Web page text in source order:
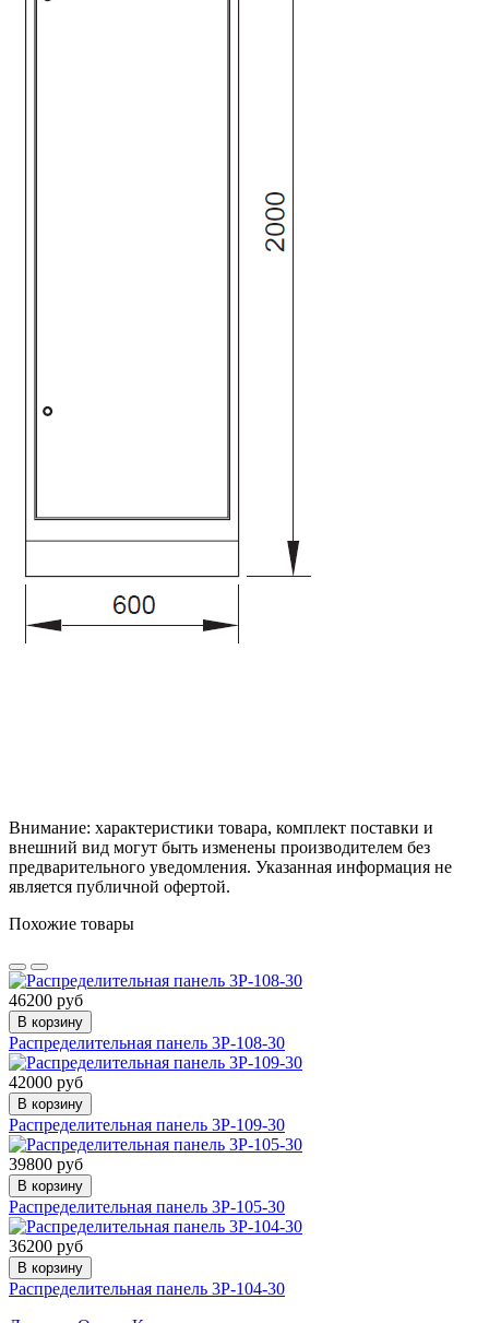
Внимание: характеристики товара, комплект поставки и
внешний вид могут быть изменены производителем без
предварительного уведомления. Указанная информация не
является публичной офертой.
Похожие товары
46200 руб
В корзину
Распределительная панель 3P-108-30
42000 руб
В корзину
Распределительная панель 3P-109-30
39800 руб
В корзину
Распределительная панель 3P-105-30
36200 руб
В корзину
Распределительная панель 3P-104-30